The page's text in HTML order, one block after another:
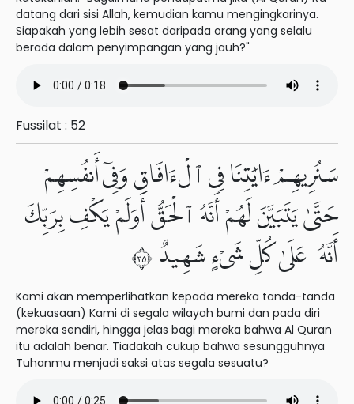
datang dari sisi Allah, kemudian kamu mengingkarinya.
Siapakah yang lebih sesat daripada orang yang selalu
berada dalam penyimpangan yang jauh?"
Fussilat : 52
سَنُرِيهِمْ ءَايَٰتِنَا فِى ٱلْءَافَاقِ وَفِىٓ أَنفُسِهِمْ
حَتَّىٰ يَتَبَيَّنَ لَهُمْ أَنَّهُ ٱلْحَقُّ أَوَلَمْ يَكْفِ بِرَبِّكَ
أَنَّهُۥ عَلَىٰ كُلِّ شَىْءٍ شَهِيدٌ ٥٣
Kami akan memperlihatkan kepada mereka tanda-tanda
(kekuasaan) Kami di segala wilayah bumi dan pada diri
mereka sendiri, hingga jelas bagi mereka bahwa Al Quran
itu adalah benar. Tiadakah cukup bahwa sesungguhnya
Tuhanmu menjadi saksi atas segala sesuatu?